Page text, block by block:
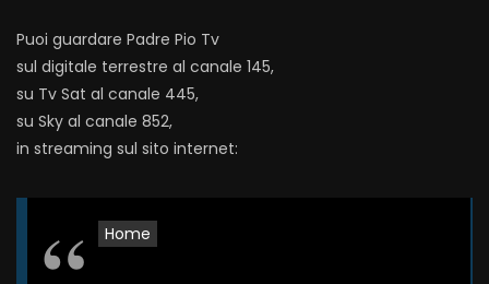
Puoi guardare Padre Pio Tv
sul digitale terrestre al canale 145,
su Tv Sat al canale 445,
su Sky al canale 852,
in streaming sul sito internet:
Home